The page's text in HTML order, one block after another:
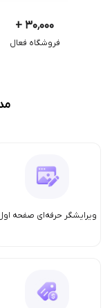
۳۰٬۰۰۰ +
فروشگاه فعال
ویرایشگر حرفه‌ای صفحه